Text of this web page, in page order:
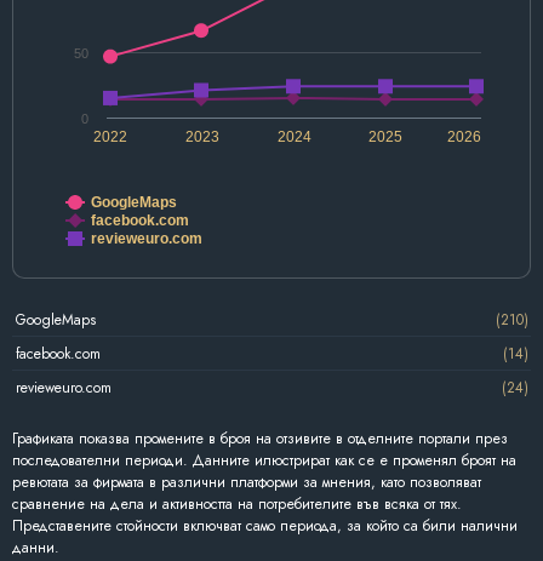
2022 2024 2026
2023 2025
0
50
GoogleMaps
facebook.com
revieweuro.com
GoogleMaps
(210)
facebook.com
(14)
revieweuro.com
(24)
Графиката показва промените в броя на отзивите в отделните портали през
последователни периоди. Данните илюстрират как се е променял броят на
ревютата за фирмата в различни платформи за мнения, като позволяват
сравнение на дела и активността на потребителите във всяка от тях.
Представените стойности включват само периода, за който са били налични
данни.